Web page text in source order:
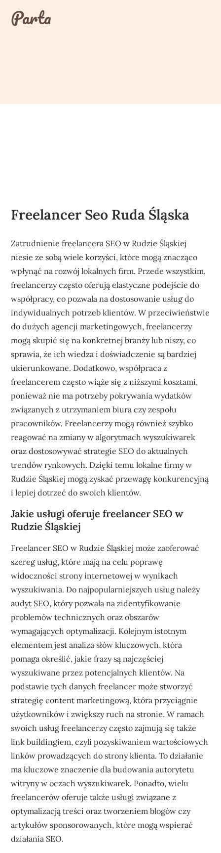
contentParta
Freelancer Seo Ruda Śląska
Zatrudnienie freelancera SEO w Rudzie Śląskiej
niesie ze sobą wiele korzyści, które mogą znacząco
wpłynąć na rozwój lokalnych firm. Przede wszystkim,
freelancerzy często oferują elastyczne podejście do
współpracy, co pozwala na dostosowanie usług do
indywidualnych potrzeb klientów. W przeciwieństwie
do dużych agencji marketingowych, freelancerzy
mogą skupić się na konkretnej branży lub niszy, co
sprawia, że ich wiedza i doświadczenie są bardziej
ukierunkowane. Dodatkowo, współpraca z
freelancerem często wiąże się z niższymi kosztami,
ponieważ nie ma potrzeby pokrywania wydatków
związanych z utrzymaniem biura czy zespołu
pracowników. Freelancerzy mogą również szybko
reagować na zmiany w algorytmach wyszukiwarek
oraz dostosowywać strategie SEO do aktualnych
trendów rynkowych. Dzięki temu lokalne firmy w
Rudzie Śląskiej mogą zyskać przewagę konkurencyjną
i lepiej dotrzeć do swoich klientów.
Jakie usługi oferuje freelancer SEO w
Rudzie Śląskiej
Freelancer SEO w Rudzie Śląskiej może zaoferować
szereg usług, które mają na celu poprawę
widoczności strony internetowej w wynikach
wyszukiwania. Do najpopularniejszych usług należy
audyt SEO, który pozwala na zidentyfikowanie
problemów technicznych oraz obszarów
wymagających optymalizacji. Kolejnym istotnym
elementem jest analiza słów kluczowych, która
pomaga określić, jakie frazy są najczęściej
wyszukiwane przez potencjalnych klientów. Na
podstawie tych danych freelancer może stworzyć
strategię content marketingową, która przyciągnie
użytkowników i zwiększy ruch na stronie. W ramach
swoich usług freelancerzy często zajmują się także
link buildingiem, czyli pozyskiwaniem wartościowych
linków prowadzących do strony klienta. To działanie
ma kluczowe znaczenie dla budowania autorytetu
witryny w oczach wyszukiwarek. Ponadto, wielu
freelancerów oferuje także usługi związane z
optymalizacją treści oraz tworzeniem blogów czy
artykułów sponsorowanych, które mogą wspierać
działania SEO.